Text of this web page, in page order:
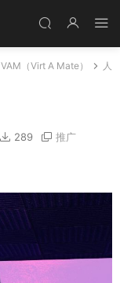
VAM（Virt A Mate）
人
289 推广